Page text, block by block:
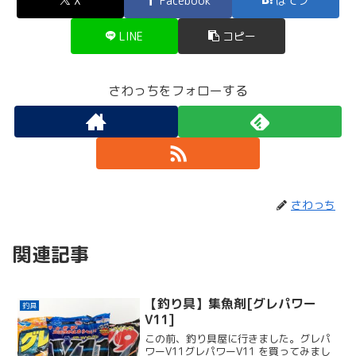
LINE コピー
さわっちをフォローする
さわっち
関連記事
釣具
【釣り具】集魚剤[グレパワー
V11]
この前、釣り具屋に行きました。グレパ
ワーV11グレパワーV11 を買ってみまし